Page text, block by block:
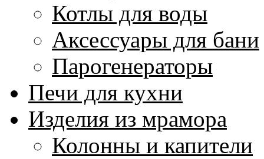
Котлы для воды
Аксессуары для бани
Парогенераторы
Печи для кухни
Изделия из мрамора
Колонны и капители